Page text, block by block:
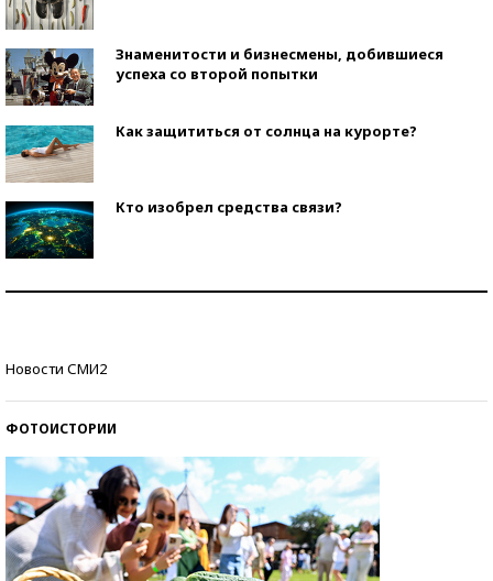
Знаменитости и бизнесмены, добившиеся
успеха со второй попытки
Как защититься от солнца на курорте?
Кто изобрел средства связи?
стобалльников?
Новости СМИ2
ФОТОИСТОРИИ